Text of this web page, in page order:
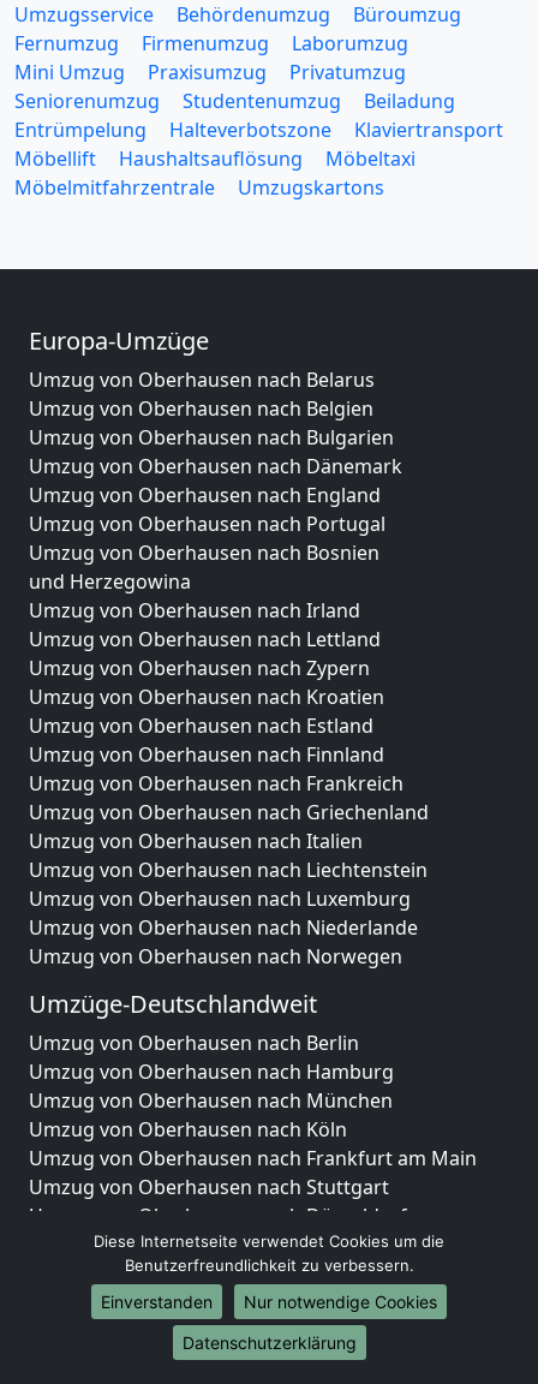
Umzugsservice Behördenumzug
Büroumzug
Fernumzug
Firmenumzug
Laborumzug
Mini Umzug
Praxisumzug
Privatumzug
Seniorenumzug
Studentenumzug
Beiladung
Entrümpelung
Halteverbotszone
Klaviertransport
Möbellift
Haushaltsauflösung
Möbeltaxi
Möbelmitfahrzentrale
Umzugskartons
Europa-Umzüge
Umzug von Oberhausen nach Belarus
Umzug von Oberhausen nach Belgien
Umzug von Oberhausen nach Bulgarien
Umzug von Oberhausen nach Dänemark
Umzug von Oberhausen nach England
Umzug von Oberhausen nach Portugal
Umzug von Oberhausen nach Bosnien
und Herzegowina
Umzug von Oberhausen nach Irland
Umzug von Oberhausen nach Lettland
Umzug von Oberhausen nach Zypern
Umzug von Oberhausen nach Kroatien
Umzug von Oberhausen nach Estland
Umzug von Oberhausen nach Finnland
Umzug von Oberhausen nach Frankreich
Umzug von Oberhausen nach Griechenland
Umzug von Oberhausen nach Italien
Umzug von Oberhausen nach Liechtenstein
Umzug von Oberhausen nach Luxemburg
Umzug von Oberhausen nach Niederlande
Umzug von Oberhausen nach Norwegen
Umzüge-Deutschlandweit
Umzug von Oberhausen nach Berlin
Umzug von Oberhausen nach Hamburg
Umzug von Oberhausen nach München
Umzug von Oberhausen nach Köln
Umzug von Oberhausen nach Frankfurt am Main
Umzug von Oberhausen nach Stuttgart
Umzug von Oberhausen nach Düsseldorf
Umzug von Oberhausen nach Leipzig
Umzug von Oberhausen nach Dortmund
Umzug von Oberhausen nach Essen
Umzug von Oberhausen nach Bremen
Umzug von Oberhausen nach Dresden
Diese Internetseite verwendet Cookies um die
Benutzerfreundlichkeit zu verbessern.
Einverstanden
Nur notwendige Cookies
Datenschutzerklärung